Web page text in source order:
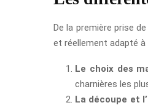
De la première prise
et réellement adapté
Le choix des
charnières les
La découpe et